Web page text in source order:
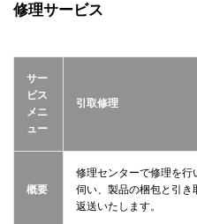
修理サービス
サー
ビス
メニ
ュー
引取修理
概要
修理センターで修理を
伺い、製品の梱包と引
返送いたします。